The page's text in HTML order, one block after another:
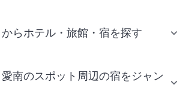
らホテル・旅館・宿を探す
南のスポット周辺の宿をジャン